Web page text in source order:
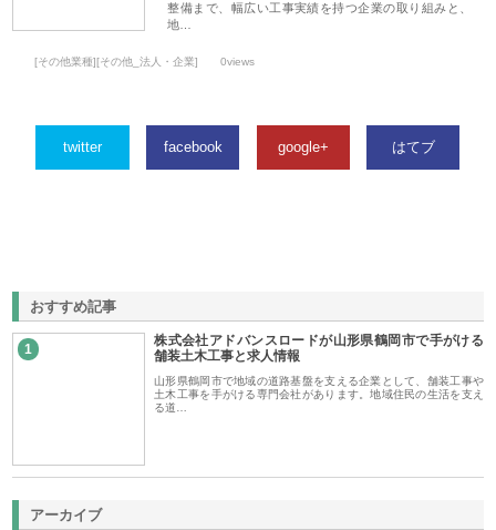
整備まで、幅広い工事実績を持つ企業の取り組みと、
地…
[その他業種][その他_法人・企業] 0views
twitter facebook google+ はてブ
おすすめ記事
1
株式会社アドバンスロードが山形県鶴岡市で手がける
舗装土木工事と求人情報
山形県鶴岡市で地域の道路基盤を支える企業として、舗装工事や
土木工事を手がける専門会社があります。地域住民の生活を支え
る道…
アーカイブ